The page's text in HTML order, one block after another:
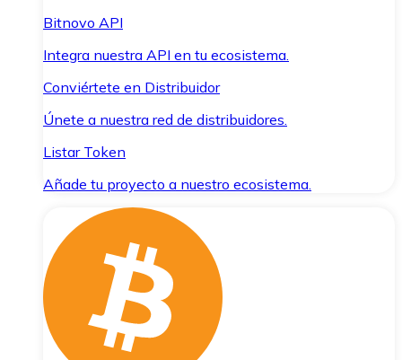
Bitnovo API
Integra nuestra API en tu ecosistema.
Conviértete en Distribuidor
Únete a nuestra red de distribuidores.
Listar Token
Añade tu proyecto a nuestro ecosistema.